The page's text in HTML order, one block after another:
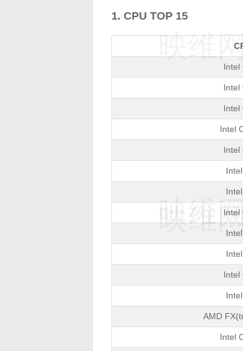
1. CPU TOP 15
Intel
Intel
Intel
Intel
Intel
Intel
Intel
AMD
Intel
映维
映维
映维